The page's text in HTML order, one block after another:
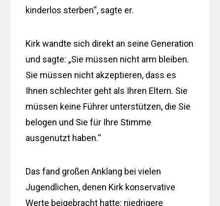
kinderlos sterben“, sagte er.
Kirk wandte sich direkt an seine Generation
und sagte: „Sie müssen nicht arm bleiben.
Sie müssen nicht akzeptieren, dass es
Ihnen schlechter geht als Ihren Eltern. Sie
müssen keine Führer unterstützen, die Sie
belogen und Sie für Ihre Stimme
ausgenutzt haben.“
Das fand großen Anklang bei vielen
Jugendlichen, denen Kirk konservative
Werte beigebracht hatte: niedrigere